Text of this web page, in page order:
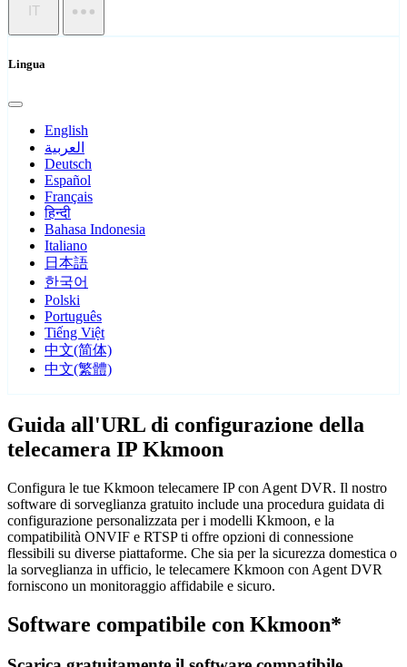
IT
Lingua
English
العربية
Deutsch
Español
Français
हिन्दी
Bahasa Indonesia
Italiano
日本語
한국어
Polski
Português
Tiếng Việt
中文(简体)
中文(繁體)
Guida all'URL di configurazione della
telecamera IP Kkmoon
Configura le tue Kkmoon telecamere IP con Agent DVR. Il nostro
software di sorveglianza gratuito include una procedura guidata di
configurazione personalizzata per i modelli Kkmoon, e la
compatibilità ONVIF e RTSP ti offre opzioni di connessione
flessibili su diverse piattaforme. Che sia per la sicurezza domestica o
la sorveglianza in ufficio, le telecamere Kkmoon con Agent DVR
forniscono un monitoraggio affidabile e sicuro.
Software compatibile con Kkmoon*